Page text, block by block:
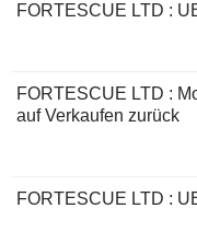
FORTESCUE LTD :
FORTESCUE LTD :
auf Verkaufen zurück
FORTESCUE LTD :